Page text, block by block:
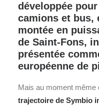
développée
camions et bus,
montée en
de Saint-Fons,
présentée
européenne de
Mais au moment même
trajectoire de Symbio